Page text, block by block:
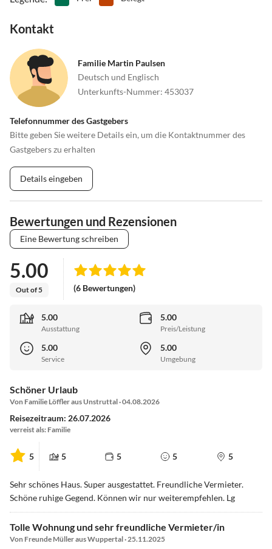
Kontakt
Familie Martin Paulsen
Deutsch und Englisch
Unterkunfts-Nummer: 453037
Telefonnummer des Gastgebers
Bitte geben Sie weitere Details ein, um die Kontaktnummer des
Gastgebers zu erhalten
Details eingeben
Bewertungen und Rezensionen
Eine Bewertung schreiben
5.00
Out of 5 (6 Bewertungen)
5.00
Ausstattung
5.00
Preis/Leistung
5.00
Service
5.00
Umgebung
Schöner Urlaub
Von Familie Löffler aus Unstruttal · 04.08.2026
Reisezeitraum: 26.07.2026
verreist als: Familie
5 5 5 5 5
Sehr schönes Haus. Super ausgestattet. Freundliche Vermieter.
Schöne ruhige Gegend. Können wir nur weiterempfehlen. Lg
Tolle Wohnung und sehr freundliche Vermieter/in
Von Freunde Müller aus Wuppertal · 25.11.2025